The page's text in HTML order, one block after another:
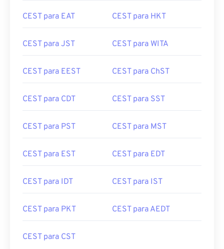
CEST para EAT CEST para HKT
CEST para JST CEST para WITA
CEST para EEST CEST para ChST
CEST para CDT CEST para SST
CEST para PST CEST para MST
CEST para EST CEST para EDT
CEST para IDT CEST para IST
CEST para PKT CEST para AEDT
CEST para CST